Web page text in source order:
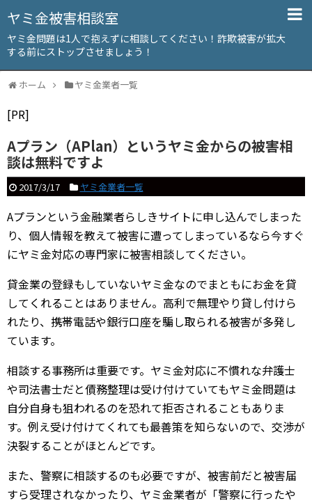
ヤミ金被害相談室
ヤミ金問題は1人で抱えずに相談してください！詐欺被害が拡大
する前にストップさせましょう！
ホーム ヤミ金業者一覧
[PR]
Aプラン（APlan）というヤミ金からの被害相
談は無料ですよ
2017/3/17 ヤミ金業者一覧
Aプランという金融業者らしきサイトに申し込んでしまった
り、個人情報を教えて被害に遭ってしまっているなら今すぐ
にヤミ金対応の専門家に被害相談してください。
貸金業の登録もしていないヤミ金なのでまともにお金を貸
してくれることはありません。高利で無理やり貸し付けら
れたり、携帯電話や銀行口座を騙し取られる被害が多発し
ています。
相談する事務所は重要です。ヤミ金対応に不慣れな弁護士
や司法書士だと債務整理は受け付けていてもヤミ金問題は
自分自身も狙われるのを恐れて拒否されることもありま
す。例え受け付けてくれても最善策を知らないので、交渉が
決裂することがほとんどです。
また、警察に相談するのも必要ですが、被害前だと被害届
すら受理されなかったり、ヤミ金業者が「警察に行ったや